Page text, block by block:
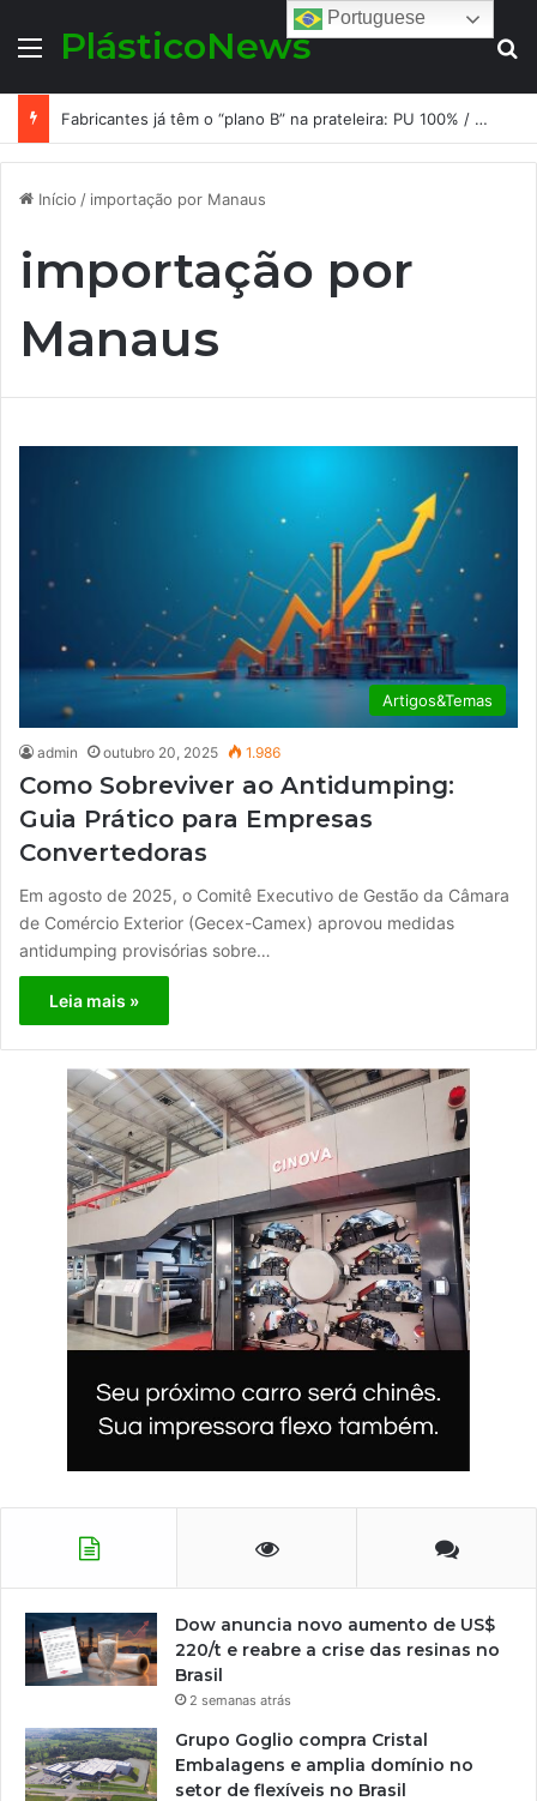
MenuPlásticoNews
Fabricantes já têm o “plano B” na prateleira: PU 100% / NC-free existe, mas ainda é pouco usado: a hora é transformar isso em projeto de resiliência
Início / importação por Manaus
importação por
Manaus
Artigos&Temas
admin outubro 20, 2025 1.986
Como Sobreviver ao Antidumping:
Guia Prático para Empresas
Convertedoras
Em agosto de 2025, o Comitê Executivo de Gestão da Câmara
de Comércio Exterior (Gecex-Camex) aprovou medidas
antidumping provisórias sobre…
Leia mais »
Dow anuncia novo aumento de US$
220/t e reabre a crise das resinas no
Brasil
2 semanas atrás
Grupo Goglio compra Cristal
Embalagens e amplia domínio no
setor de flexíveis no Brasil
Portuguese